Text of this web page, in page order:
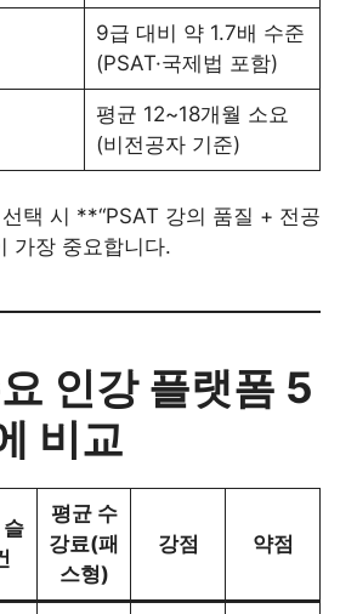
9급 대비 약 1.7배 수준
(PSAT·국제법 포함)
평균 12~18개월 소요
(비전공자 기준)
택 시 **“PSAT 강의 품질 + 전공
가장 중요합니다.
인강 플랫폼 5
비교
평균 수
강료(패
스형)
강점 약점